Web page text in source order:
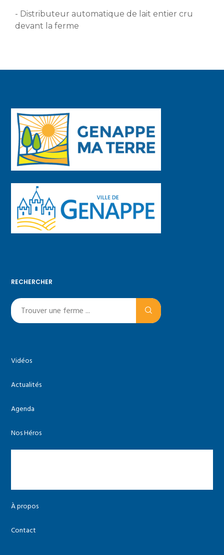
- Distributeur automatique de lait entier cru
devant la ferme
RECHERCHER
Vidéos
Actualités
Agenda
Nos Héros
À propos
Contact